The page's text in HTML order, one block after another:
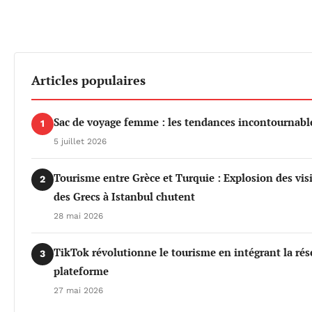
Articles populaires
1 Sac de voyage femme : les tendances
5 juillet 2026
2
Tourisme entre Grèce et Turquie : Explosion des
des Grecs à Istanbul chutent
28 mai 2026
3
TikTok révolutionne le tourisme en intégrant la
plateforme
27 mai 2026